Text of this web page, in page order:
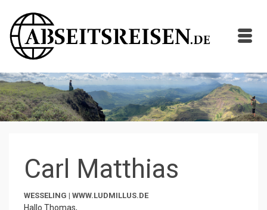
Carl Matthias
WESSELING | WWW.LUDMILLUS.DE
Hallo Thomas,